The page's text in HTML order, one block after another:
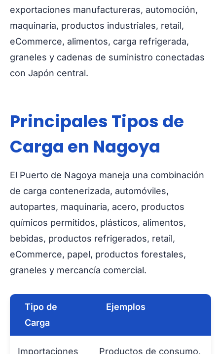
exportaciones manufactureras, automoción,
maquinaria, productos industriales, retail,
eCommerce, alimentos, carga refrigerada,
graneles y cadenas de suministro conectadas
con Japón central.
Principales Tipos de
Carga en Nagoya
El Puerto de Nagoya maneja una combinación
de carga contenerizada, automóviles,
autopartes, maquinaria, acero, productos
químicos permitidos, plásticos, alimentos,
bebidas, productos refrigerados, retail,
eCommerce, papel, productos forestales,
graneles y mercancía comercial.
Tipo de
Carga
Ejemplos
Importaciones
Productos de consumo,